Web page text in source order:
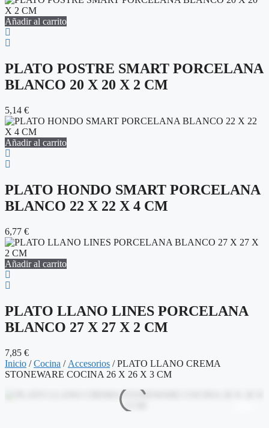
Añadir al carrito
PLATO POSTRE SMART PORCELANA
BLANCO 20 X 20 X 2 CM
5,14 €
Añadir al carrito
PLATO HONDO SMART PORCELANA
BLANCO 22 X 22 X 4 CM
6,77 €
Añadir al carrito
PLATO LLANO LINES PORCELANA
BLANCO 27 X 27 X 2 CM
7,85 €
Inicio /Cocina / Accesorios / PLATO LLANO CREMA
STONEWARE COCINA 26 X 26 X 3 CM